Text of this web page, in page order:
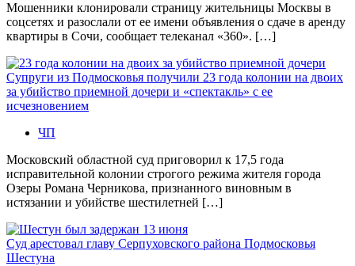
Мошенники клонировали страницу жительницы Москвы в
соцсетях и разослали от ее имени объявления о сдаче в аренду
квартиры в Сочи, сообщает телеканал «360». […]
Супруги из Подмосковья получили 23 года колонии на двоих
за убийство приемной дочери и «спектакль» с ее
исчезновением
ЧП
Московский областной суд приговорил к 17,5 года
исправительной колонии строгого режима жителя города
Озеры Романа Черникова, признанного виновным в
истязании и убийстве шестилетней […]
Суд арестовал главу Серпуховского района Подмосковья
Шестуна